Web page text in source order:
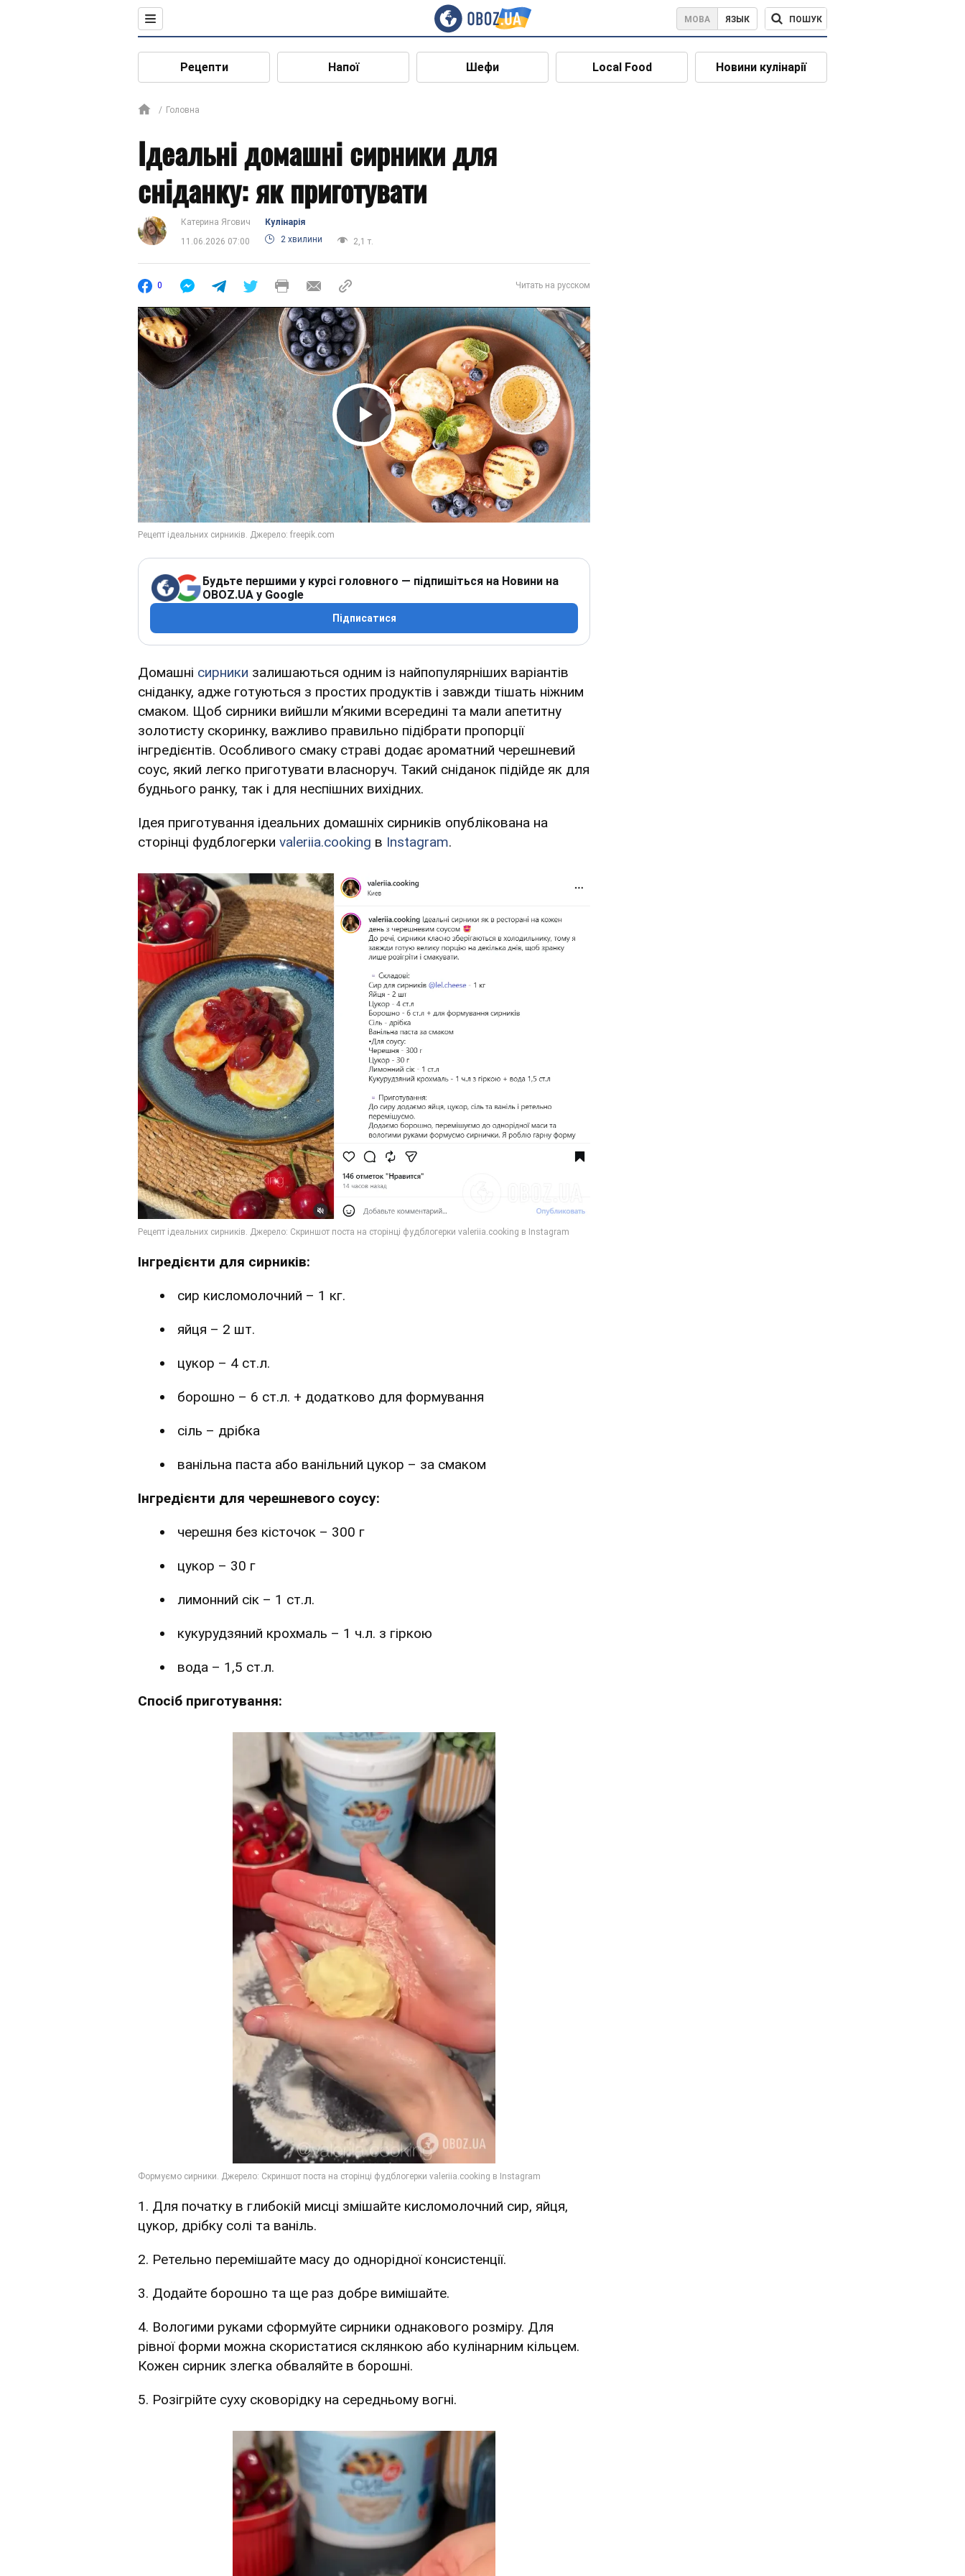
МОВА ЯЗЫК ПОШУК
Рецепти Напої Шефи Local Food Новини кулінарії
Головна
Ідеальні домашні сирники для
сніданку: як приготувати
Катерина Ягович
Кулінарія
11.06.2026 07:00
2 хвилини 2,1 т.
0 Читать на русском
Play Video
Будьте першими у курсі головного — підпишіться на Новини на
OBOZ.UA у Google
Підписатися
Домашні сирники залишаються одним із найпопулярніших варіантів
сніданку, адже готуються з простих продуктів і завжди тішать ніжним
смаком. Щоб сирники вийшли м’якими всередині та мали апетитну
золотисту скоринку, важливо правильно підібрати пропорції
інгредієнтів. Особливого смаку страві додає ароматний черешневий
соус, який легко приготувати власноруч. Такий сніданок підійде як для
буднього ранку, так і для неспішних вихідних.
Ідея приготування ідеальних домашніх сирників опублікована на
сторінці фудблогерки valeriia.cooking в Instagram.
Інгредієнти для сирників:
сир кисломолочний – 1 кг.
яйця – 2 шт.
цукор – 4 ст.л.
борошно – 6 ст.л. + додатково для формування
сіль – дрібка
ванільна паста або ванільний цукор – за смаком
Інгредієнти для черешневого соусу:
черешня без кісточок – 300 г
цукор – 30 г
лимонний сік – 1 ст.л.
кукурудзяний крохмаль – 1 ч.л. з гіркою
вода – 1,5 ст.л.
Спосіб приготування:
1. Для початку в глибокій мисці змішайте кисломолочний сир, яйця,
цукор, дрібку солі та ваніль.
2. Ретельно перемішайте масу до однорідної консистенції.
3. Додайте борошно та ще раз добре вимішайте.
4. Вологими руками сформуйте сирники однакового розміру. Для
рівної форми можна скористатися склянкою або кулінарним кільцем.
Кожен сирник злегка обваляйте в борошні.
5. Розігрійте суху сковорідку на середньому вогні.